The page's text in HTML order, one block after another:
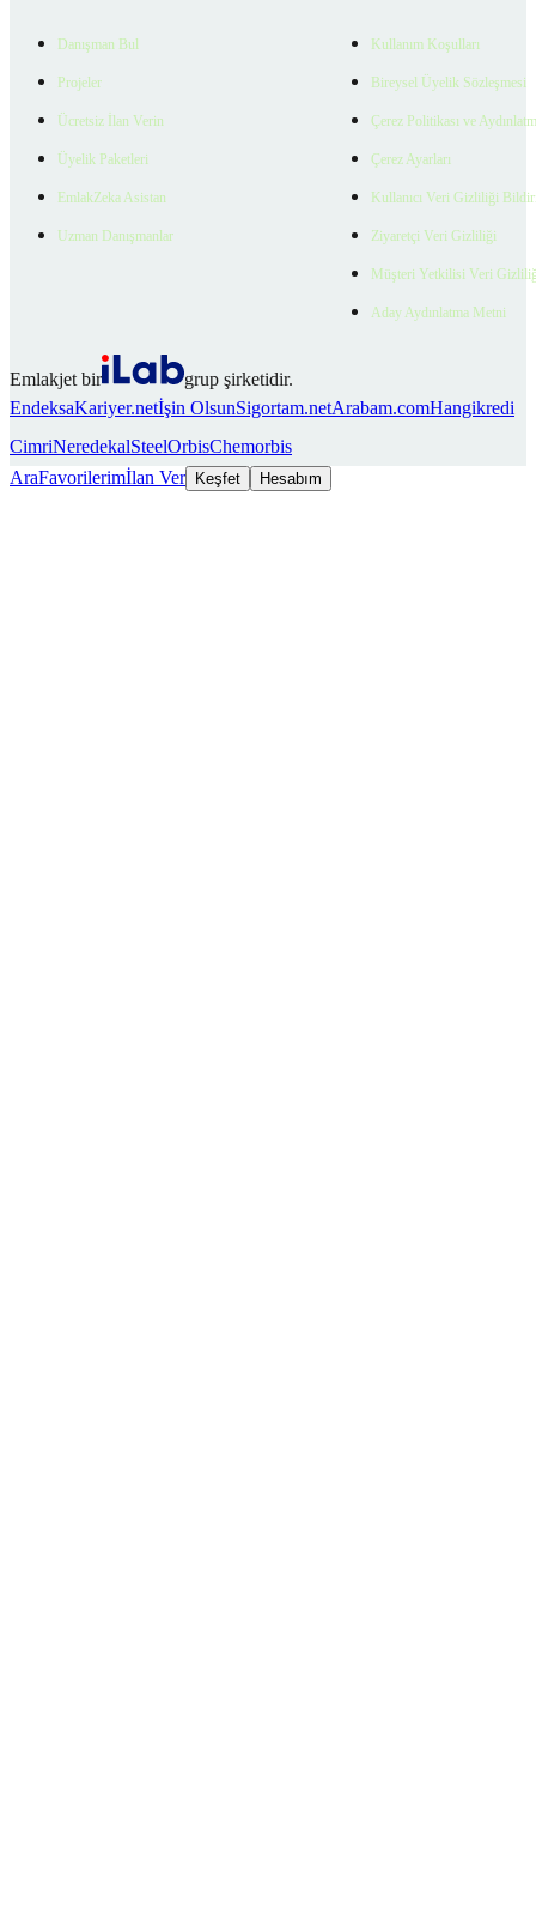
Danışman Bul
Projeler
Ücretsiz İlan Verin
Üyelik Paketleri
EmlakZeka Asistan
Uzman Danışmanlar
Kullanım Koşulları
Bireysel Üyelik Sözleşmesi
Çerez Politikası ve
Çerez Ayarları
Kullanıcı Veri Gizliliği
Ziyaretçi Veri Gizliliği
Müşteri Yetkilisi Veri
Aday Aydınlatma Metni
Emlakjet bir
grup şirketidir.
EndeksaKariyer.netİşin OlsunSigortam.netArabam.comHangikredi
CimriNeredekalSteelOrbisChemorbis
AraFavorilerimİlan Ver Keşfet Hesabım